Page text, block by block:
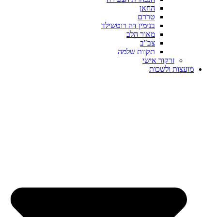
החאן
טררם
בנימין דה רוטשילד
מאור הלב
צב"ב
תקוות שלמה
זרקור אישי
מועצות ולשכות